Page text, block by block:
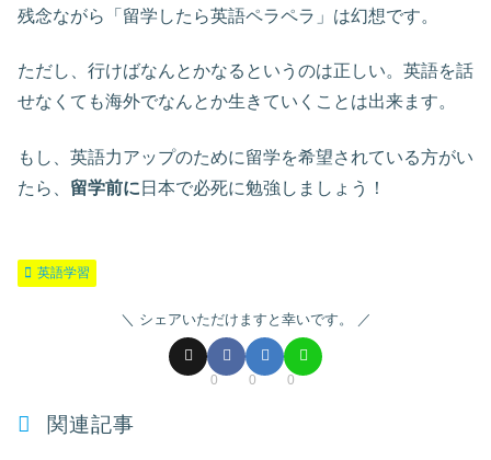
残念ながら「留学したら英語ペラペラ」は幻想です。
ただし、行けばなんとかなるというのは正しい。英語を話
せなくても海外でなんとか生きていくことは出来ます。
もし、英語力アップのために留学を希望されている方がい
たら、 留学前に 日本で必死に勉強しましょう！
英語学習
シェアいただけますと幸いです。
0 0 0
関連記事